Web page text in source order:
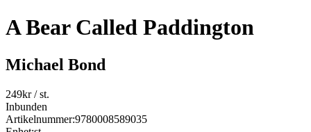
A Bear Called Paddington
Michael Bond
249kr/ st.
Inbunden
Artikelnummer:9780008589035